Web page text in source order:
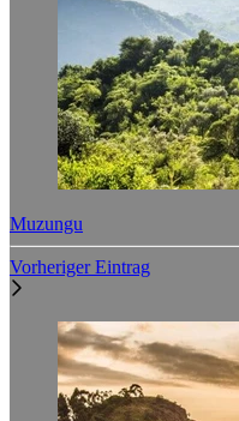
Muzungu
Vorheriger Eintrag